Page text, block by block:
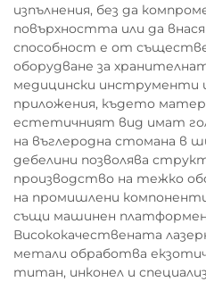
изпълнения, без да
повърхността или да
способност е от
оборудване за
медицински инструменти
приложения, където
естетичният вид имат
на въглеродна стомана в
дебелини позволява
производство на тежко
на промишлени
същи машинен
Висококачествената
метали обработва
титан, инконел и